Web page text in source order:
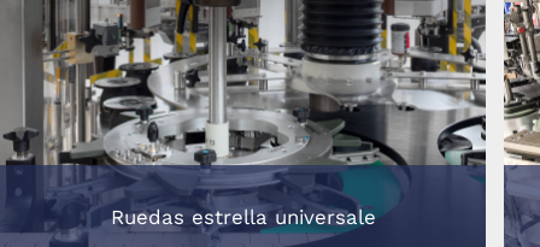
Ruedas estrella universale